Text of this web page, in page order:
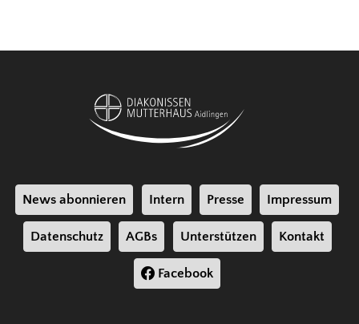
News abonnieren Intern Presse Impressum
Datenschutz AGBs Unterstützen Kontakt
Facebook